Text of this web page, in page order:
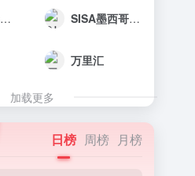
Ubang有帮科技 SISA墨西哥海外仓
万里汇
加载更多
日榜 周榜 月榜